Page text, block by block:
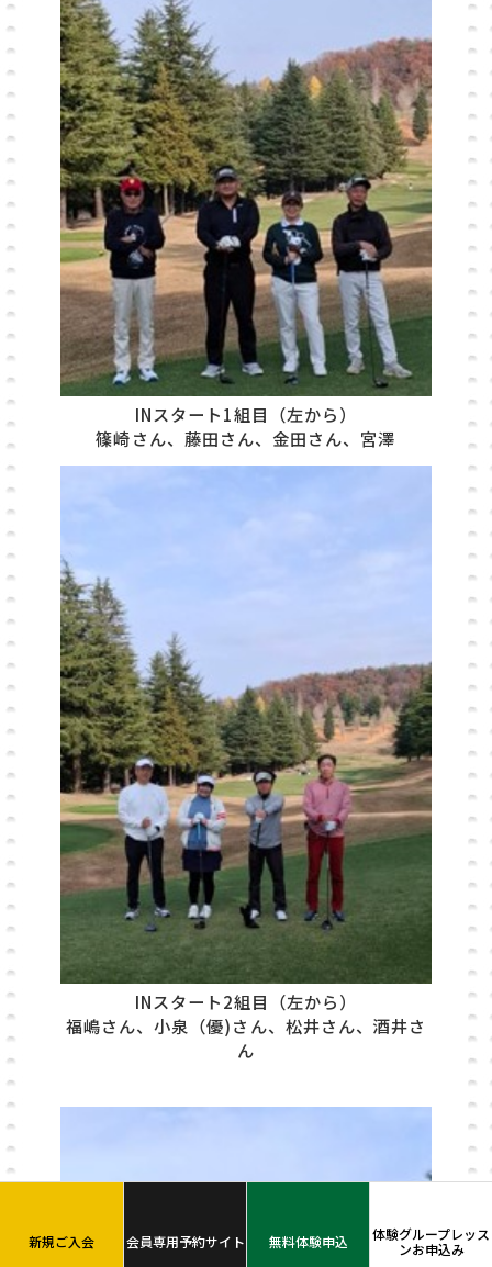
INスタート1組目（左から）
篠崎さん、藤田さん、金田さん、宮澤
INスタート2組目（左から）
福嶋さん、小泉（優)さん、松井さん、酒井さ
ん
新規ご入会 会員専用予約サイト 無料体験申込
体験グループレッス
ンお申込み